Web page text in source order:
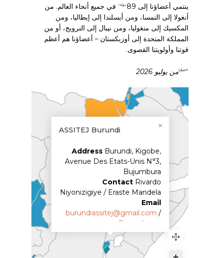
ينتمي أعضاؤنا إلى 89 دولة^ في جميع أنحاء العالم. من
أنغولا إلى النمسا، ومن أيسلندا إلى إيطاليا، ومن
المكسيك إلى منغوليا، ومن نيبال إلى النرويج، أو من
المملكة المتحدة إلى أوزبكستان – أعضاؤنا هم أعظم
قوتنا وأولويتنا القصوى.
^اعتبارًامن يوليو 2026
ASSITEJ Burundi
Address Burundi, Kigobe,
Avenue Des Etats-Unis N°3,
Bujumbura
Contact Rivardo
Niyonizigiye / Eraste Mandela
Email
burundiassitej@gmail.com /
umunyinyaa@gmail.com
FacebookAssitej Burundi